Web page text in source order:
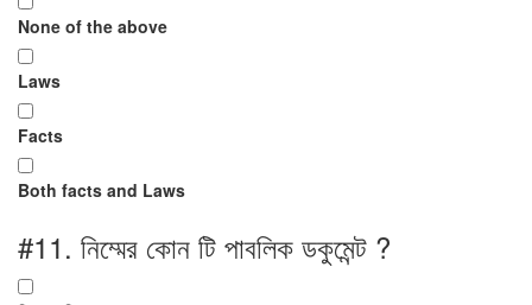
None of the above
Laws
Facts
Both facts and Laws
#11. নিম্মের কোন টি পাবলিক ডকুমেন্ট ?